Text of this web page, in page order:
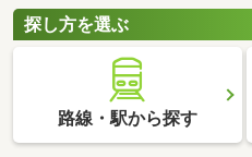
件を見比べてみましょう。
探し方を選ぶ
路線・駅から探す